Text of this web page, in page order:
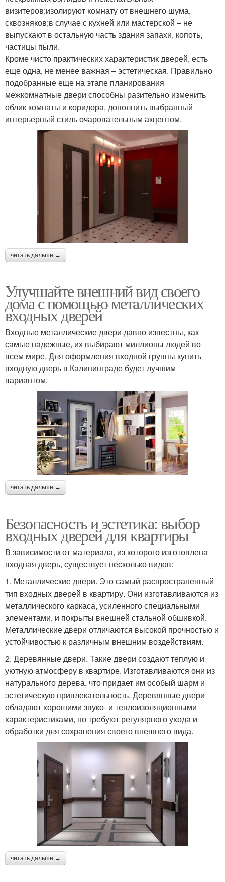
визитеров;изолируют комнату от внешнего шума,
сквозняков;в случае с кухней или мастерской – не
выпускают в остальную часть здания запахи, копоть,
частицы пыли.
Кроме чисто практических характеристик дверей, есть
еще одна, не менее важная – эстетическая. Правильно
подобранные еще на этапе планирования
межкомнатные двери способны разительно изменить
облик комнаты и коридора, дополнить выбранный
интерьерный стиль очаровательным акцентом.
читать дальше →
Улучшайте внешний вид своего
дома с помощью металлических
входных дверей
Входные металлические двери давно известны, как
самые надежные, их выбирают миллионы людей во
всем мире. Для оформления входной группы купить
входную дверь в Калининграде будет лучшим
вариантом.
читать дальше →
Безопасность и эстетика: выбор
входных дверей для квартиры
В зависимости от материала, из которого изготовлена
входная дверь, существует несколько видов:
1. Металлические двери. Это самый распространенный
тип входных дверей в квартиру. Они изготавливаются из
металлического каркаса, усиленного специальными
элементами, и покрыты внешней стальной обшивкой.
Металлические двери отличаются высокой прочностью и
устойчивостью к различным внешним воздействиям.
2. Деревянные двери. Такие двери создают теплую и
уютную атмосферу в квартире. Изготавливаются они из
натурального дерева, что придает им особый шарм и
эстетическую привлекательность. Деревянные двери
обладают хорошими звуко- и теплоизоляционными
характеристиками, но требуют регулярного ухода и
обработки для сохранения своего внешнего вида.
читать дальше →